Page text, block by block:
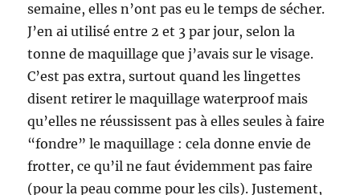
semaine, elles n’ont pas eu le temps de sécher.
J’en ai utilisé entre 2 et 3 par jour, selon la
tonne de maquillage que j’avais sur le visage.
C’est pas extra, surtout quand les lingettes
disent retirer le maquillage waterproof mais
qu’elles ne réussissent pas à elles seules à faire
“fondre” le maquillage : cela donne envie de
frotter, ce qu’il ne faut évidemment pas faire
(pour la peau comme pour les cils). Justement,